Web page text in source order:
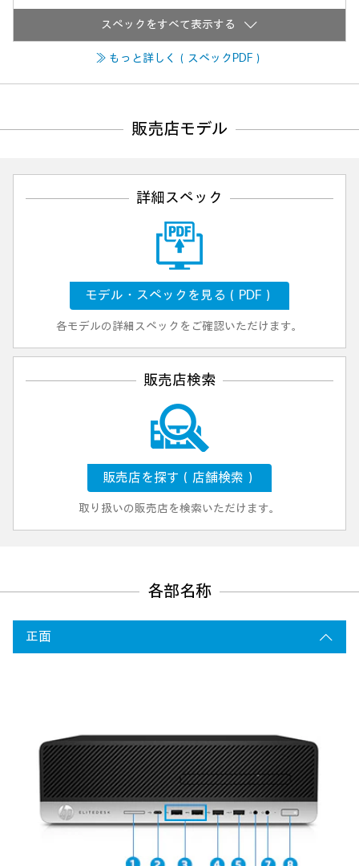
≫ もっと詳しく（スペックPDF）
販売店モデル
詳細スペック
モデル・スペックを見る（PDF）
各モデルの詳細スペックをご確認いただけます。
販売店検索
販売店を探す（店舗検索）
取り扱いの販売店を検索いただけます。
各部名称
正面